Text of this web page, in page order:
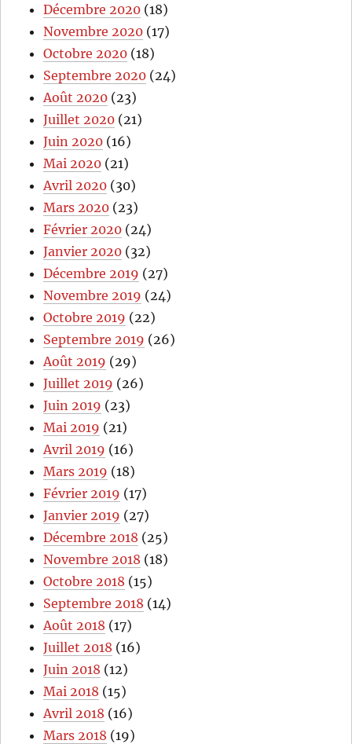
Décembre 2020 (18)
Novembre 2020 (17)
Octobre 2020 (18)
Septembre 2020 (24)
Août 2020 (23)
Juillet 2020 (21)
Juin 2020 (16)
Mai 2020 (21)
Avril 2020 (30)
Mars 2020 (23)
Février 2020 (24)
Janvier 2020 (32)
Décembre 2019 (27)
Novembre 2019 (24)
Octobre 2019 (22)
Septembre 2019 (26)
Août 2019 (29)
Juillet 2019 (26)
Juin 2019 (23)
Mai 2019 (21)
Avril 2019 (16)
Mars 2019 (18)
Février 2019 (17)
Janvier 2019 (27)
Décembre 2018 (25)
Novembre 2018 (18)
Octobre 2018 (15)
Septembre 2018 (14)
Août 2018 (17)
Juillet 2018 (16)
Juin 2018 (12)
Mai 2018 (15)
Avril 2018 (16)
Mars 2018 (19)